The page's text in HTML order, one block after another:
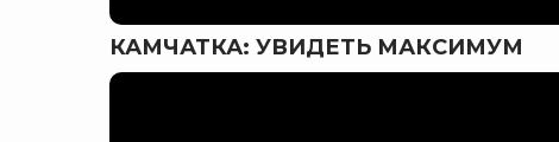
КАМЧАТКА: УВИДЕТЬ МАКСИМУМ
Bigfoot путешествия по Камчатке и Африке на карте